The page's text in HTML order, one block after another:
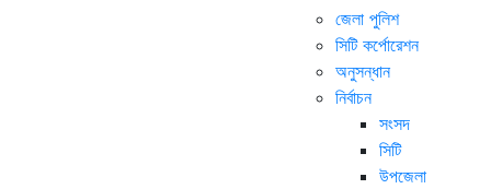
জেলা পুলিশ
সিটি কর্পোরেশন
অনুসন্ধান
নির্বাচন
সংসদ
সিটি
উপজেলা